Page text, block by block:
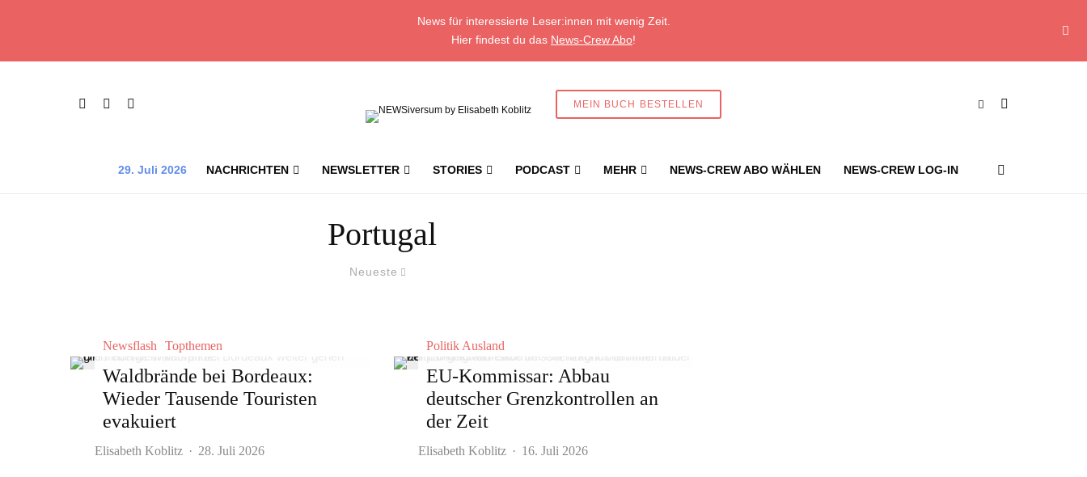
News für interessierte Leser:innen mit wenig Zeit.
Hier findest du das News-Crew Abo!
MEIN BUCH BESTELLEN
29. Juli 2026 NACHRICHTEN NEWSLETTER STORIES PODCAST MEHR NEWS-CREW ABO WÄHLEN NEWS-CREW LOG-IN
Portugal
Neueste
Newsflash Topthemen
Waldbrände bei Bordeaux:
Wieder Tausende Touristen
evakuiert
Elisabeth Koblitz · 28. Juli 2026
Politik Ausland
EU-Kommissar: Abbau
deutscher Grenzkontrollen an
der Zeit
Elisabeth Koblitz · 16. Juli 2026